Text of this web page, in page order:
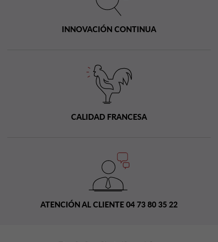
INNOVACIÓN CONTINUA
CALIDAD FRANCESA
ATENCIÓN AL CLIENTE 04 73 80 35 22